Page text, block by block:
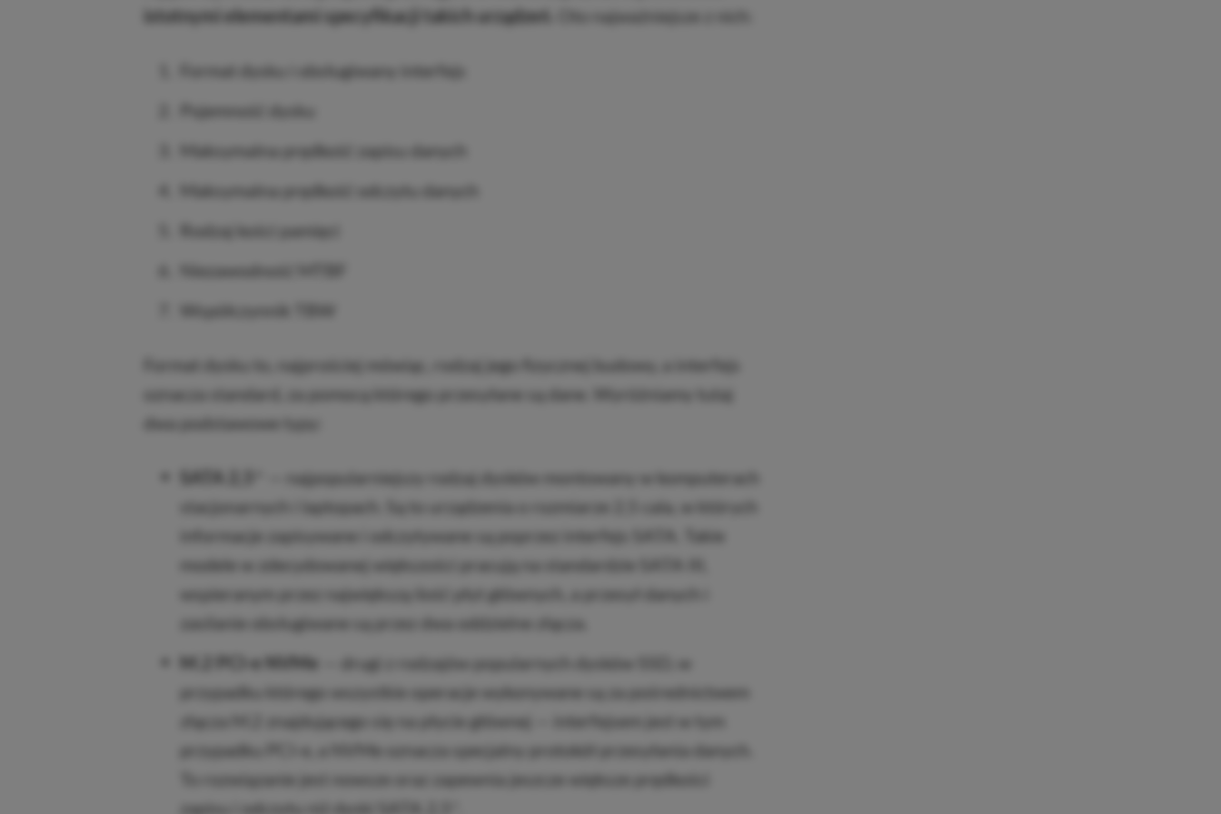
istotnymi elementami specyfikacji takich urządzeń.
Oto najważniejsze z nich:
Format dysku i obsługiwany interfejs
Pojemność dysku
Maksymalna prędkość zapisu danych
Maksymalna prędkość odczytu danych
Rodzaj kości pamięci
Niezawodność MTBF
Współczynnik TBW
Format dysku to, najprościej mówiąc, rodzaj jego fizycznej budowy, a interfejs
oznacza standard, za pomocą którego przesyłane są dane. Wyróżniamy tutaj
dwa podstawowe typy:
— najpopularniejszy rodzaj dysków montowany w komputerach
stacjonarnych i laptopach. Są to urządzenia o rozmiarze 2,5 cala, w których
informacje zapisywane i odczytywane są poprzez interfejs SATA. Takie
modele w zdecydowanej większości pracują na standardzie SATA III,
wspieranym przez największą ilość płyt głównych, a przesył danych i
zasilanie obsługiwane są przez dwa oddzielne złącza.
M.2 PCI-e NVMe
— drugi z rodzajów popularnych dysków SSD, w
przypadku którego wszystkie operacje wykonywane są za pośrednictwem
złącza M.2 znajdującego się na płycie głównej — interfejsem jest w tym
przypadku PCI-e, a NVMe oznacza specjalny protokół przesyłania danych.
To rozwiązanie jest nowsze oraz zapewnia jeszcze większe prędkości
zapisu i odczytu niż dyski SATA 2,5″.